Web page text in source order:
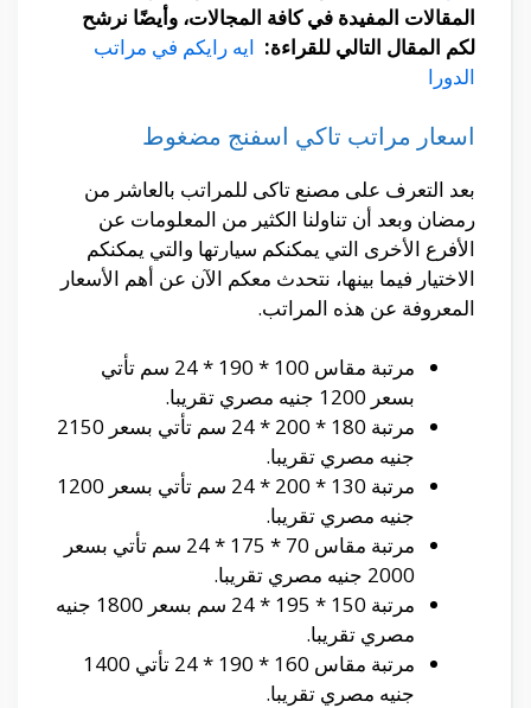
المقالات المفيدة في كافة المجالات، وأيضًا نرشح
لكم المقال التالي للقراءة: ايه رايكم في مراتب
الدورا
اسعار مراتب تاكي اسفنج مضغوط
بعد التعرف على مصنع تاكى للمراتب بالعاشر من
رمضان وبعد أن تناولنا الكثير من المعلومات عن
الأفرع الأخرى التي يمكنكم سيارتها والتي يمكنكم
الاختيار فيما بينها، نتحدث معكم الآن عن أهم الأسعار
المعروفة عن هذه المراتب.
مرتبة مقاس 100 * 190 * 24 سم تأتي
بسعر 1200 جنيه مصري تقريبا.
مرتبة 180 * 200 * 24 سم تأتي بسعر 2150
جنيه مصري تقريبا.
مرتبة 130 * 200 * 24 سم تأتي بسعر 1200
جنيه مصري تقريبا.
مرتبة مقاس 70 * 175 * 24 سم تأتي بسعر
2000 جنيه مصري تقريبا.
مرتبة 150 * 195 * 24 سم بسعر 1800 جنيه
مصري تقريبا.
مرتبة مقاس 160 * 190 * 24 تأتي 1400
جنيه مصري تقريبا.